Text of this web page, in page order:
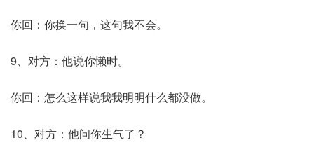
你回：你换一句，这句我不会。
9、对方：他说你懒时。
你回：怎么这样说我我明明什么都没做。
10、对方：他问你生气了？